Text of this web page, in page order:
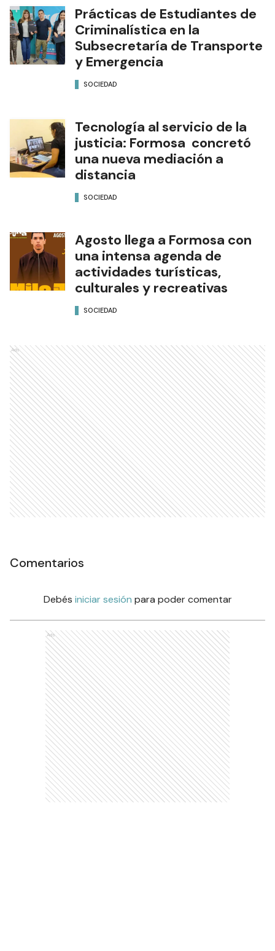
Prácticas de Estudiantes de
Criminalística en la
Subsecretaría de Transporte
y Emergencia
SOCIEDAD
Tecnología al servicio de la
justicia: Formosa concretó
una nueva mediación a
distancia
SOCIEDAD
Agosto llega a Formosa con
una intensa agenda de
actividades turísticas,
culturales y recreativas
SOCIEDAD
Ads
Comentarios
Debés iniciar sesión para poder comentar
Ads